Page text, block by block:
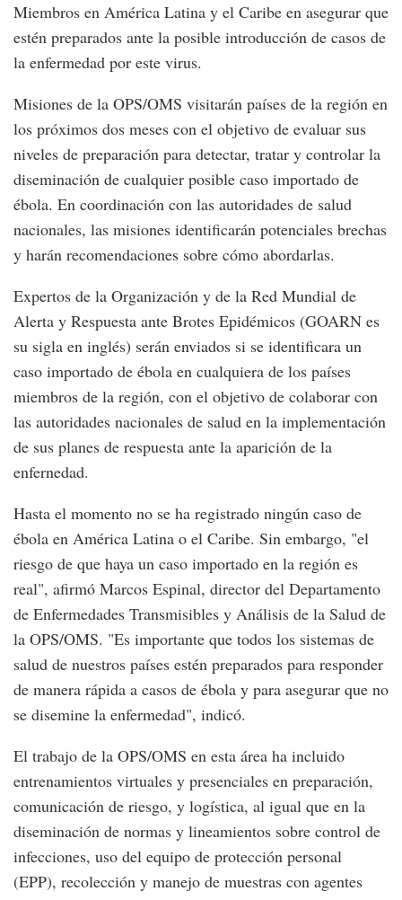
Miembros en América Latina y el Caribe en asegurar que
estén preparados ante la posible introducción de casos de
la enfermedad por este virus.
Misiones de la OPS/OMS visitarán países de la región en
los próximos dos meses con el objetivo de evaluar sus
niveles de preparación para detectar, tratar y controlar la
diseminación de cualquier posible caso importado de
ébola. En coordinación con las autoridades de salud
nacionales, las misiones identificarán potenciales brechas
y harán recomendaciones sobre cómo abordarlas.
Expertos de la Organización y de la Red Mundial de
Alerta y Respuesta ante Brotes Epidémicos (GOARN es
su sigla en inglés) serán enviados si se identificara un
caso importado de ébola en cualquiera de los países
miembros de la región, con el objetivo de colaborar con
las autoridades nacionales de salud en la implementación
de sus planes de respuesta ante la aparición de la
enfernedad.
Hasta el momento no se ha registrado ningún caso de
ébola en América Latina o el Caribe. Sin embargo, "el
riesgo de que haya un caso importado en la región es
real", afirmó Marcos Espinal, director del Departamento
de Enfermedades Transmisibles y Análisis de la Salud de
la OPS/OMS. "Es importante que todos los sistemas de
salud de nuestros países estén preparados para responder
de manera rápida a casos de ébola y para asegurar que no
se disemine la enfermedad", indicó.
El trabajo de la OPS/OMS en esta área ha incluido
entrenamientos virtuales y presenciales en preparación,
comunicación de riesgo, y logística, al igual que en la
diseminación de normas y lineamientos sobre control de
infecciones, uso del equipo de protección personal
(EPP), recolección y manejo de muestras con agentes